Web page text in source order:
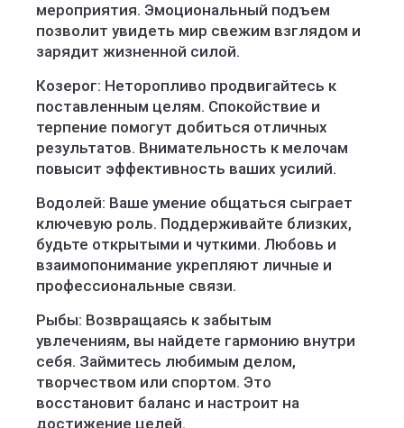
мероприятия. Эмоциональный подъем
позволит увидеть мир свежим взглядом и
зарядит жизненной силой.
Козерог: Неторопливо продвигайтесь к
поставленным целям. Спокойствие и
терпение помогут добиться отличных
результатов. Внимательность к мелочам
повысит эффективность ваших усилий.
Водолей: Ваше умение общаться сыграет
ключевую роль. Поддерживайте близких,
будьте открытыми и чуткими. Любовь и
взаимопонимание укрепляют личные и
профессиональные связи.
Рыбы: Возвращаясь к забытым
увлечениям, вы найдете гармонию внутри
себя. Займитесь любимым делом,
творчеством или спортом. Это
восстановит баланс и настроит на
достижение целей.